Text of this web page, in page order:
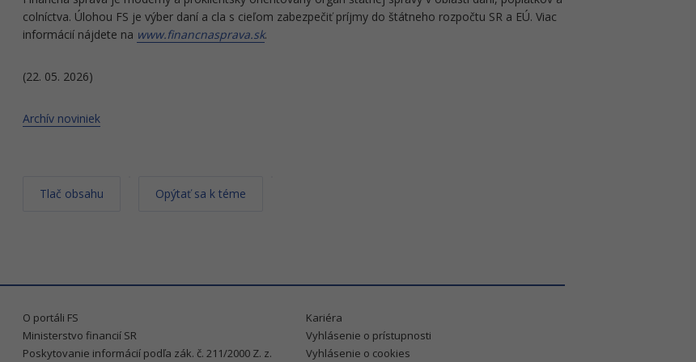
colníctva. Úlohou FS je výber daní a cla s cieľom zabezpečiť príjmy do štátneho rozpočtu SR a EÚ. Viac
informácií nájdete na www.financnasprava.sk.
(22. 05. 2026)
Archív noviniek
Tlač obsahu Opýtať sa k téme
O portáli FS
Ministerstvo financií SR
Poskytovanie informácií podľa zák. č. 211/2000 Z. z.
Kariéra
Vyhlásenie o prístupnosti
Vyhlásenie o cookies